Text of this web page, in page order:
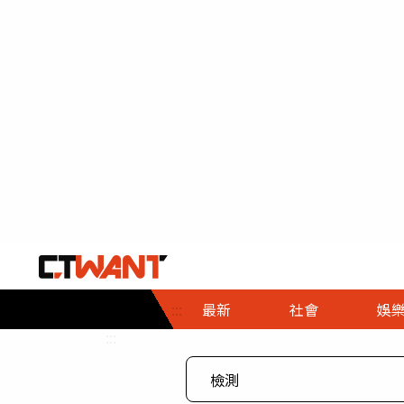
::: 最新 社會
社會首頁
時事
娛樂
娛樂首頁
即時
專題
財經首頁
熱線
３Ｃ
政